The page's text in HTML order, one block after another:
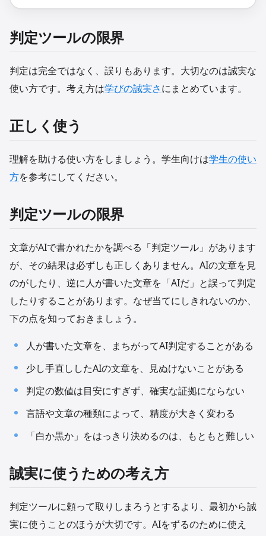
判定ツールの限界
判定は完全ではなく、誤りもあります。大切なのは誠実な
使い方です。考え方は学びの誠実さにまとめています。
正しく使う
理解を助ける使い方をしましょう。学生向けは学生の使い
方を参考にしてください。
判定ツールの限界
文章がAIで書かれたかを調べる「判定ツール」があります
が、その結果は必ずしも正しくありません。AIの文章を見
のがしたり、逆に人が書いた文章を「AIだ」と誤って判定
したりすることがあります。なぜ当てにしきれないのか、
下の点を知っておきましょう。
人が書いた文章を、まちがってAI判定することがある
少し手直ししたAIの文章を、見ぬけないことがある
判定の数値は目安にすぎず、確実な証拠にならない
言語や文章の種類によって、精度が大きく変わる
「白か黒か」をはっきり決めるのは、もともと難しい
誠実に使うための考え方
判定ツールに頼って取りしまろうとするより、最初から誠
実に使うことのほうが大切です。AIをずるのために使え